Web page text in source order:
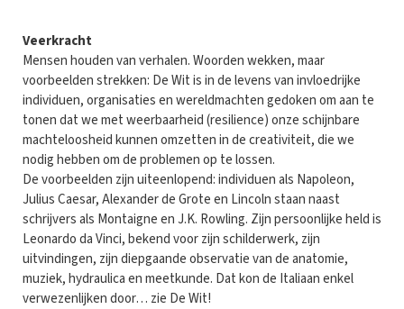
Veerkracht
Mensen houden van verhalen. Woorden wekken, maar
voorbeelden strekken: De Wit is in de levens van invloedrijke
individuen, organisaties en wereldmachten gedoken om aan te
tonen dat we met weerbaarheid (resilience) onze schijnbare
machteloosheid kunnen omzetten in de creativiteit, die we
nodig hebben om de problemen op te lossen.
De voorbeelden zijn uiteenlopend: individuen als Napoleon,
Julius Caesar, Alexander de Grote en Lincoln staan naast
schrijvers als Montaigne en J.K. Rowling. Zijn persoonlijke held is
Leonardo da Vinci, bekend voor zijn schilderwerk, zijn
uitvindingen, zijn diepgaande observatie van de anatomie,
muziek, hydraulica en meetkunde. Dat kon de Italiaan enkel
verwezenlijken door… zie De Wit!